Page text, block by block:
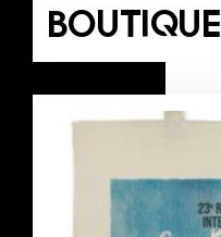
BOUTIQUE